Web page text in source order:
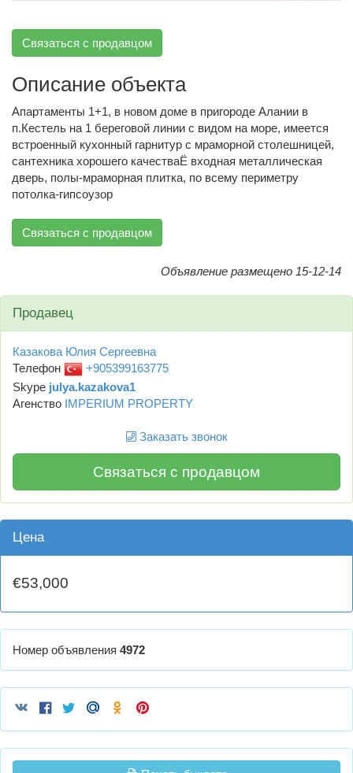
Связаться с продавцом
Описание объекта
Апартаменты 1+1, в новом доме в пригороде Алании в
п.Кестель на 1 береговой линии с видом на море, имеется
встроенный кухонный гарнитур с мраморной столешницей,
сантехника хорошего качестваЁ входная металлическая
дверь, полы-мраморная плитка, по всему периметру
потолка-гипсоузор
Связаться с продавцом
Объявление размещено 15-12-14
Продавец
Казакова Юлия Сергеевна
Телефон
+905399163775
Skype julya.kazakova1
Агенство IMPERIUM PROPERTY
Заказать звонок
Связаться с продавцом
Цена
€53,000
Номер объявления 4972